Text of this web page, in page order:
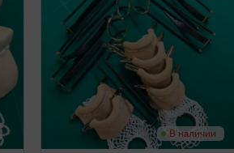
В наличии